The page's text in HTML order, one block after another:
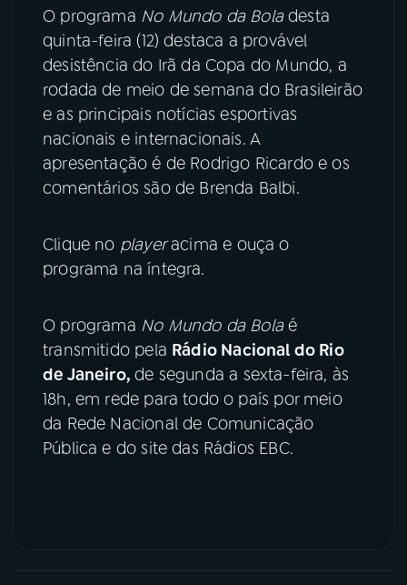
ÚLTIMAS
08 FESTIVAL DE MÚSICA
ACOMPANHE A RÁDIO NACIONAL
YouTube Facebook
TikTok
O programa No Mundo da Boladesta
quinta-feira (12) destaca a provável
desistência do Irã da Copa do Mundo, a
rodada de meio de semana do Brasileirão
e as principais notícias esportivas
nacionais e internacionais. A
apresentação é de Rodrigo Ricardo e os
comentários são de Brenda Balbi.
Clique no playeracima e ouça o
programa na íntegra.
O programa No Mundo da Bolaé
transmitido pela Rádio Nacional do Rio
de Janeiro,de segunda a sexta-feira, às
18h, em rede para todo o país por meio
da Rede Nacional de Comunicação
Pública e do site das Rádios EBC.